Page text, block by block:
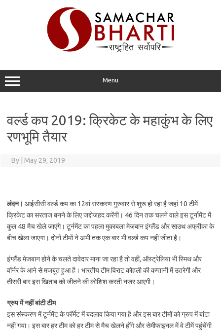
Menu
वर्ल्ड कप 2019: क्रिकेट के महाकुंभ के लिए
रणभूमि तैयार
By May 29, 2019
लंदन। आईसीसी वर्ल्ड कप का 12वां संस्करण गुरुवार से शुरू हो रहा है जहां 10 टीमें
क्रिकेट का सरताज बनने के लिए जद्दोजहद करेंगी। 46 दिन तक चलने वाले इस टूर्नामेंट में
कुल 48 मैच खेले जाएंगे। टूर्नमेंट का पहला मुकाबला मेजबान इंग्लैंड और साउथ अफ्रीका के
बीच खेला जाएगा। दोनों टीमों ने अभी तक एक बार भी वर्ल्ड कप नहीं जीता है।
इंग्लैंड मेजबान होने के चलते दावेदार माना जा रहा है तो वहीं, ऑस्ट्रेलिया भी स्मिथ और
वॉर्नर के आने से मजबूत हुआ है। भारतीय टीम विराट कोहली की कप्तानी में उतरेगी और
तीसरी बार इस खिताब को जीतने की कोशिश करती नजर आएगी।
ग्रुप में नहीं बांटी टीम
इस संस्करण में टूर्नमेंट के फॉर्मेट में बदलाव किया गया है और इस बार टीमों को ग्रुप में बांटा
नहीं गया। इस बार हर टीम को हर टीम से मैच खेलने होंगे और सेमीफाइनल में वे टीमें पहुंचेंगी